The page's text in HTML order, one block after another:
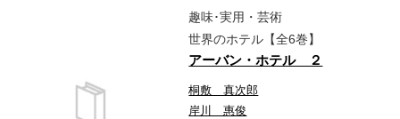
趣味･実用・芸術
世界のホテル【全6巻】
アーバン・ホテル ２
桐敷 真次郎
岸川 惠俊